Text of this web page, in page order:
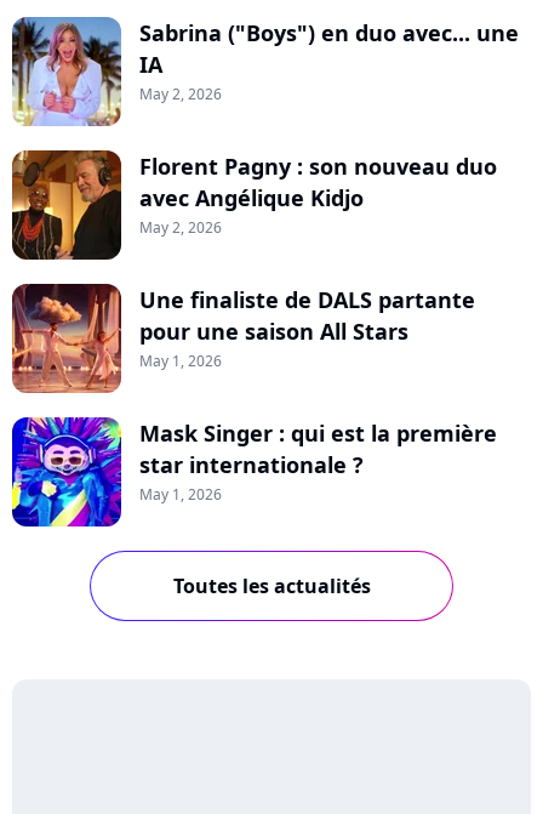
Sabrina ("Boys") en duo avec... une
IA
May 2, 2026
Florent Pagny : son nouveau duo
avec Angélique Kidjo
May 2, 2026
Une finaliste de DALS partante
pour une saison All Stars
May 1, 2026
Mask Singer : qui est la première
star internationale ?
May 1, 2026
Toutes les actualités